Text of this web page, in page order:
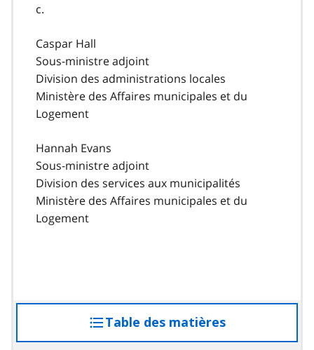
c.
Caspar Hall
Sous-ministre adjoint
Division des administrations locales
Ministère des Affaires municipales et du
Logement
Hannah Evans
Sous-ministre adjoint
Division des services aux municipalités
Ministère des Affaires municipales et du
Logement
Table des matières
à